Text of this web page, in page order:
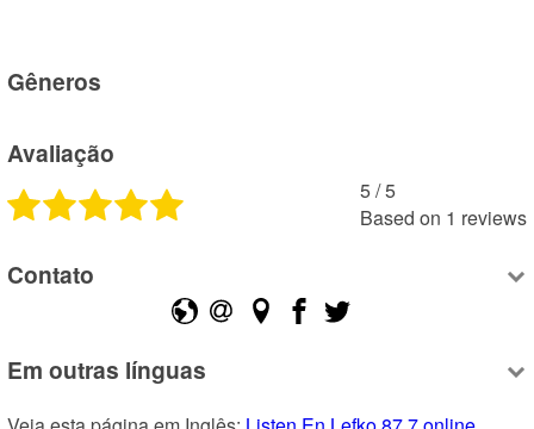
Gêneros
Avaliação
5 /5
Based on 1 reviews
Contato
Em outras línguas